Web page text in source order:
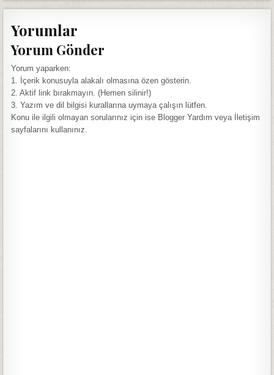
Yorumlar
Yorum Gönder
Yorum yaparken:
1. İçerik konusuyla alakalı olmasına özen gösterin.
2. Aktif link bırakmayın. (Hemen silinir!)
3. Yazım ve dil bilgisi kurallarına uymaya çalışın lütfen.
Konu ile ilgili olmayan sorularınız için ise Blogger Yardım veya İletişim
sayfalarını kullanınız.